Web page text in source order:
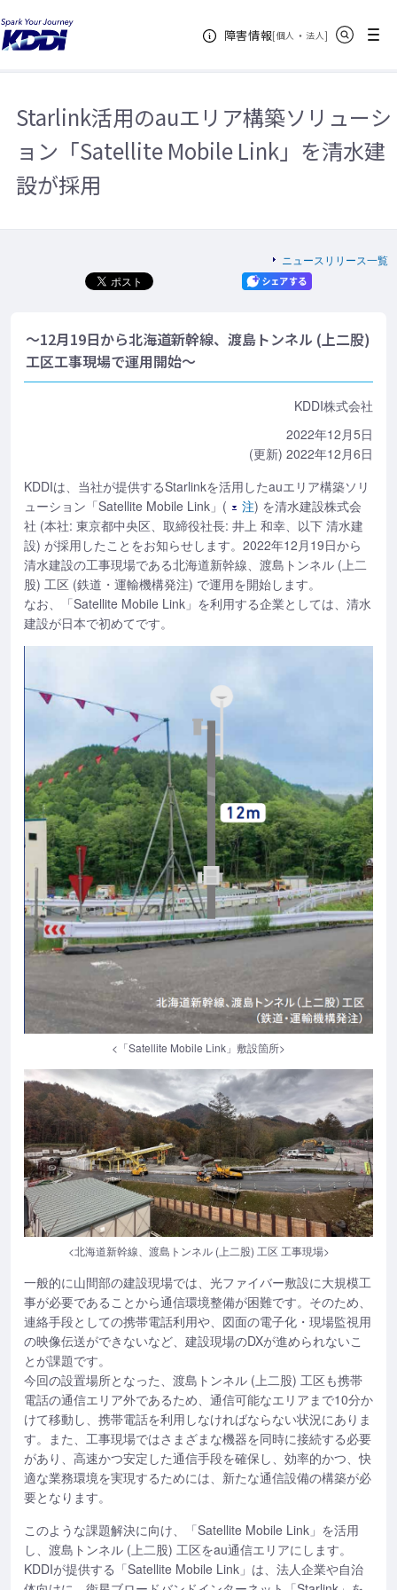
障害情報[個人 ・ 法人新規ウィンドウ
]
メニュー
KDDIホーム
Starlink活用のauエリア構築ソリューション「Satellite Mobile Link」を清水
建設が採用
Starlink活用のauエリア構築ソリューシ
ョン「Satellite Mobile Link」を清水建
設が採用
ニュースリリース一覧
～12月19日から北海道新幹線、渡島トンネル (上二股)
工区工事現場で運用開始～
KDDI株式会社
2022年12月5日
(更新) 2022年12月6日
KDDIは、当社が提供するStarlinkを活用したauエリア構築ソリ
ューション「Satellite Mobile Link」(
注) を清水建設株式会
社 (本社: 東京都中央区、取締役社長: 井上 和幸、以下 清水建
設) が採用したことをお知らせします。2022年12月19日から
清水建設の工事現場である北海道新幹線、渡島トンネル (上二
股) 工区 (鉄道・運輸機構発注) で運用を開始します。
なお、「Satellite Mobile Link」を利用する企業としては、清水
建設が日本で初めてです。
<「Satellite Mobile Link」敷設箇所>
<北海道新幹線、渡島トンネル (上二股) 工区 工事現場>
一般的に山間部の建設現場では、光ファイバー敷設に大規模工
事が必要であることから通信環境整備が困難です。そのため、
連絡手段としての携帯電話利用や、図面の電子化・現場監視用
の映像伝送ができないなど、建設現場のDXが進められないこ
とが課題です。
今回の設置場所となった、渡島トンネル (上二股) 工区も携帯
電話の通信エリア外であるため、通信可能なエリアまで10分か
けて移動し、携帯電話を利用しなければならない状況にありま
す。また、工事現場ではさまざまな機器を同時に接続する必要
があり、高速かつ安定した通信手段を確保し、効率的かつ、快
適な業務環境を実現するためには、新たな通信設備の構築が必
要となります。
このような課題解決に向け、「Satellite Mobile Link」を活用
し、渡島トンネル (上二股) 工区をau通信エリアにします。
KDDIが提供する「Satellite Mobile Link」は、法人企業や自治